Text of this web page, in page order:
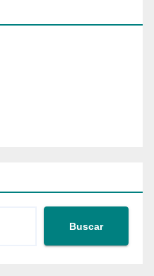
Buscar